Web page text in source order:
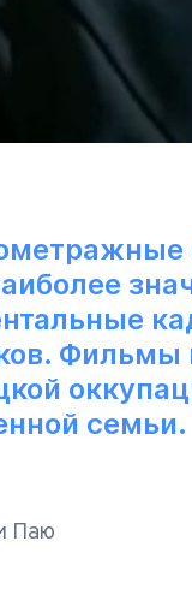
Фильмы
семьи.
Паю